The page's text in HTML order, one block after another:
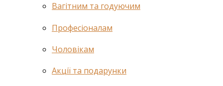
Вагітним та годуючим
Професіоналам
Чоловікам
Акції та подарунки